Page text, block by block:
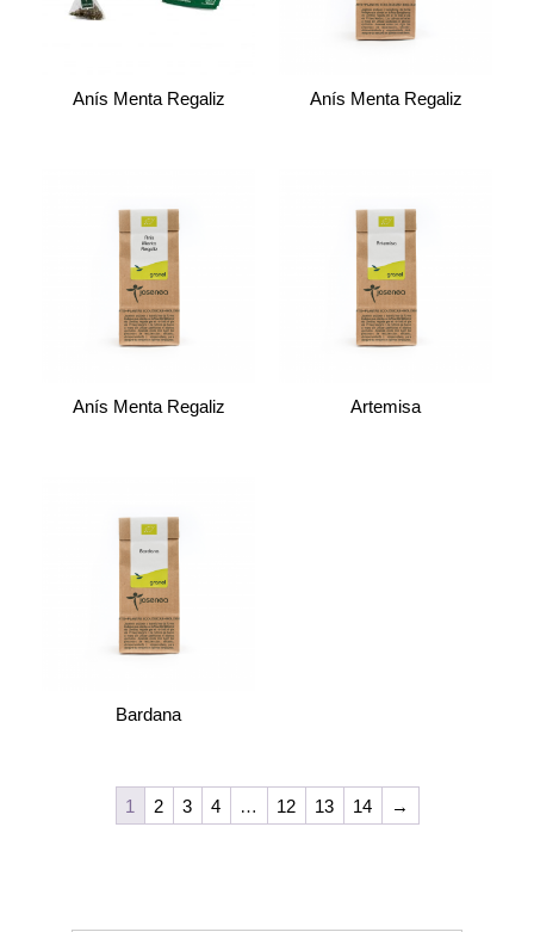
Anís Menta Regaliz Anís Menta Regaliz
Anís Menta Regaliz Artemisa
Bardana
1 2 3 4 … 12 13 14 →